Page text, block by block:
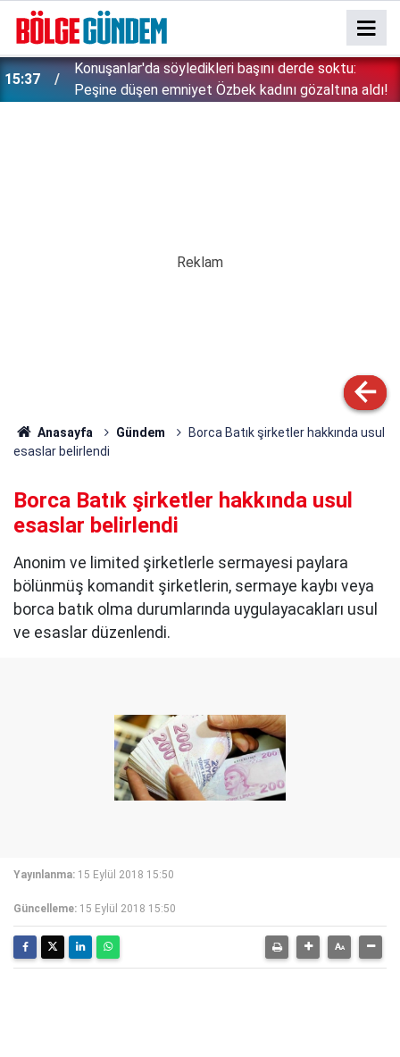
15:37
Konuşanlar'da söyledikleri başını derde soktu:
Peşine düşen emniyet Özbek kadını gözaltına aldı!
Anasayfa Gündem
Borca Batık şirketler hakkında usul
esaslar belirlendi
Borca Batık şirketler hakkında usul
esaslar belirlendi
Anonim ve limited şirketlerle sermayesi paylara
bölünmüş komandit şirketlerin, sermaye kaybı veya
borca batık olma durumlarında uygulayacakları usul
ve esaslar düzenlendi.
Yayınlanma: 15 Eylül 2018 15:50
Güncelleme: 15 Eylül 2018 15:50